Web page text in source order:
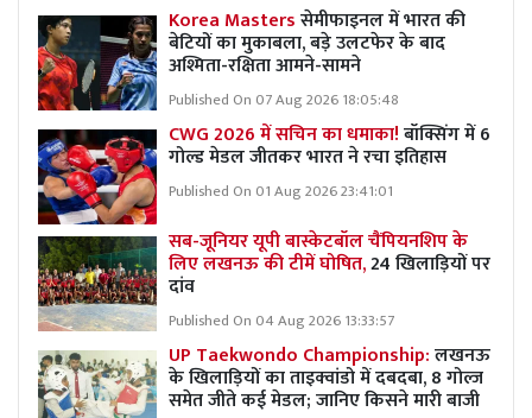
Korea Mastersसेमीफाइनल में भारत की
बेटियों का मुकाबला, बड़े उलटफेर के बाद
अश्मिता-रक्षिता आमने-सामने
Published On 07 Aug 2026 18:05:48
CWG 2026 में सचिन का धमाका!बॉक्सिंग में 6
गोल्ड मेडल जीतकर भारत ने रचा इतिहास
Published On 01 Aug 2026 23:41:01
सब-जूनियर यूपी बास्केटबॉल चैंपियनशिप के
लिए लखनऊ की टीमें घोषित,24 खिलाड़ियों पर
दांव
Published On 04 Aug 2026 13:33:57
UP Taekwondo Championship:लखनऊ
के खिलाड़ियों का ताइक्वांडो में दबदबा, 8 गोल्ज
समेत जीते कई मेडल; जानिए किसने मारी बाजी